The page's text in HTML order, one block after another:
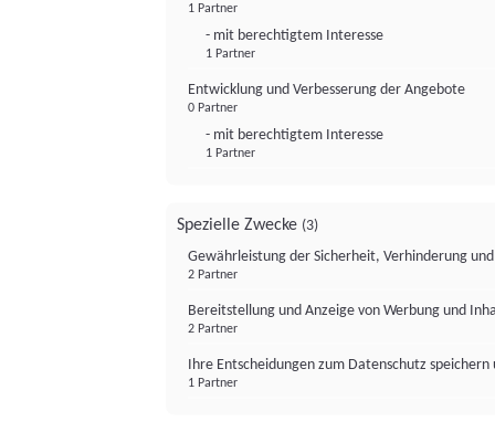
1 Partner
- mit berechtigtem Interesse
1 Partner
Entwicklung und Verbesserung der Angebote
0 Partner
- mit berechtigtem Interesse
1 Partner
Spezielle Zwecke (3)
Gewährleistung der Sicherheit, Verhinderung
2 Partner
Bereitstellung und Anzeige von Werbung und
2 Partner
Ihre Entscheidungen zum Datenschutz
1 Partner